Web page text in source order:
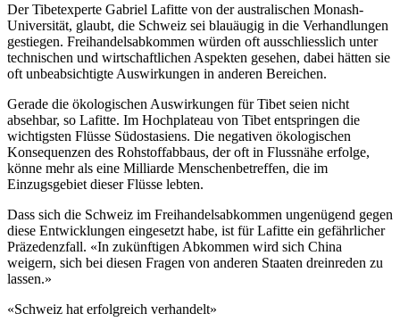
Der Tibetexperte Gabriel Lafitte von der australischen Monash-
Universität, glaubt, die Schweiz sei blauäugig in die Verhandlungen
gestiegen. Freihandelsabkommen würden oft ausschliesslich unter
technischen und wirtschaftlichen Aspekten gesehen, dabei hätten sie
oft unbeabsichtigte Auswirkungen in anderen Bereichen.
Gerade die ökologischen Auswirkungen für Tibet seien nicht
absehbar, so Lafitte. Im Hochplateau von Tibet entspringen die
wichtigsten Flüsse Südostasiens. Die negativen ökologischen
Konsequenzen des Rohstoffabbaus, der oft in Flussnähe erfolge,
könne mehr als eine Milliarde Menschenbetreffen, die im
Einzugsgebiet dieser Flüsse lebten.
Dass sich die Schweiz im Freihandelsabkommen ungenügend gegen
diese Entwicklungen eingesetzt habe, ist für Lafitte ein gefährlicher
Präzedenzfall. «In zukünftigen Abkommen wird sich China
weigern, sich bei diesen Fragen von anderen Staaten dreinreden zu
lassen.»
«Schweiz hat erfolgreich verhandelt»